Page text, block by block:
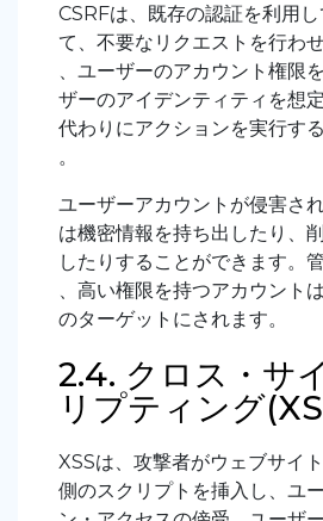
CSRFは、既存の認証を利用
て、不要なリクエストを行わ
、ユーザーのアカウント権限
ザーのアイデンティティを想
代わりにアクションを実行す
。
ユーザーアカウントが侵害さ
は機密情報を持ち出したり、
したりすることができます。
、高い権限を持つアカウント
のターゲットにされます。
2.4. クロス・サ
リプティング
XSSは、攻撃者がウェブサイ
側のスクリプトを挿入し、ユ